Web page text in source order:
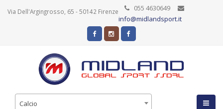
Via Dell'Argingrosso, 65 - 50142 Firenze
055 4630649
info@midlandsport.it
Calcio